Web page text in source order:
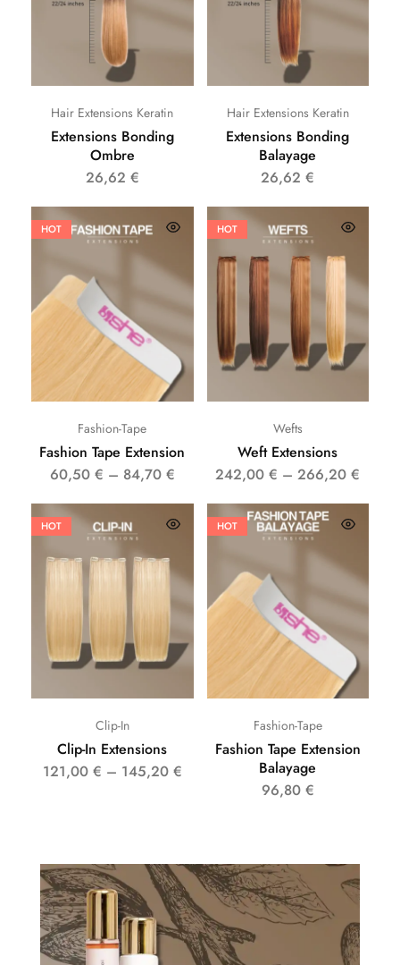
Hair Extensions Keratin
Extensions Bonding
Ombre
26,62 €
Hair Extensions Keratin
Extensions Bonding
Balayage
26,62€
HOT
Fashion-Tape
Fashion Tape Extension
60,50 € – 84,70 €
HOT
Wefts
Weft Extensions
242,00€ –266,20€
HOT
Clip-In
Clip-In Extensions
121,00 € – 145,20 €
HOT
Fashion-Tape
Fashion Tape Extension
Balayage
96,80 €